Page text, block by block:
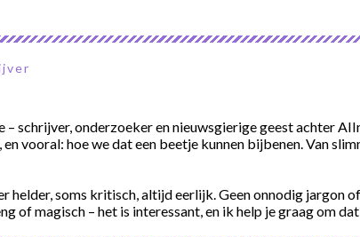
– schrijver, onderzoeker en nieuwsgierige geest achter
en vooral: hoe we dat een beetje kunnen bijbenen. Van
helder, soms kritisch, altijd eerlijk. Geen onnodig jargon
of magisch – het is interessant, en ik help je graag om